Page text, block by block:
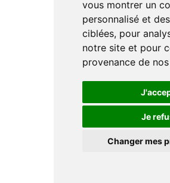
vous montrer un
personnalisé et
ciblées, pour
notre site et pour
provenance de
Je
Changer mes